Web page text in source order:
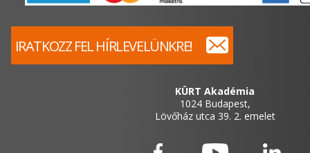
KÜRT Akadémia
1024 Budapest,
Lövőház utca 39. 2. emelet
IRATKOZZ FEL HÍRLEVELÜNKRE!